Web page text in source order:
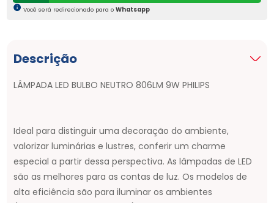
Você será redirecionado para o Whatsapp
Descrição
LÂMPADA LED BULBO NEUTRO 806LM 9W PHILIPS
Ideal para distinguir uma decoração do ambiente,
valorizar luminárias e lustres, conferir um charme
especial a partir dessa perspectiva. As lâmpadas de LED
são as melhores para as contas de luz. Os modelos de
alta eficiência são para iluminar os ambientes